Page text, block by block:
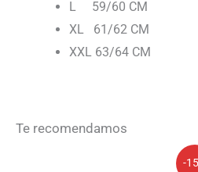
L 59/60 CM
XL 61/62 CM
XXL 63/64 CM
Te recomendamos
-